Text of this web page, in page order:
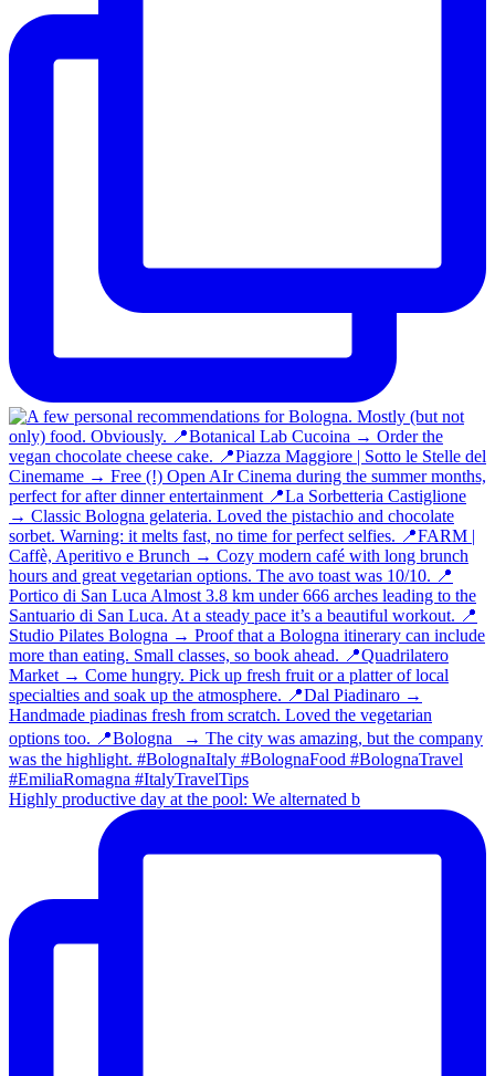
Highly productive day at the pool: We alternated b